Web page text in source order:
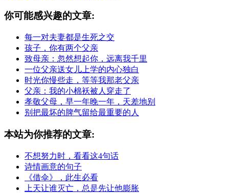
你可能感兴趣的文章:
每一对夫妻都是生死之交
孩子，你有两个父亲
致母亲：忽然想起你，远离我千里
一位父亲送女儿上学的内心独白
时光你慢些走，等等我那老父亲
父亲：我的小棉袄被人穿走了
孝敬父母，早一年晚一年，天差地别
别把最坏的脾气留给最重要的人
本站为你推荐的文章:
不想努力时，看看这4句话
诗情画意的句子
《借伞》，此生必看
上天让谁灭亡，总是先让他膨胀